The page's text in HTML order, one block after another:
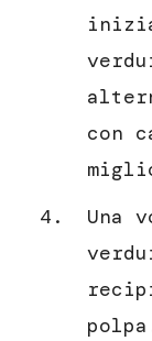
con
Una